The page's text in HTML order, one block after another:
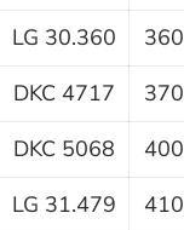
LG 30.360
360
DKC 4717
370
DKC 5068
400
LG 31.479
410